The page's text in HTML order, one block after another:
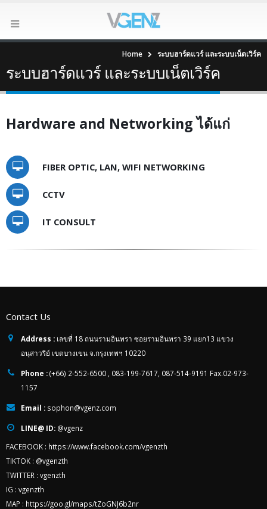
Home ระบบฮาร์ดแวร์ และระบบเน็ตเวิร์ค
ระบบฮาร์ดแวร์ และระบบเน็ตเวิร์ค
Hardware and Networking ได้แก่
FIBER OPTIC, LAN, WIFI NETWORKING
CCTV
IT CONSULT
Contact Us
Address : เลขที่ 18 ถนนรามอินทรา ซอยรามอินทรา 39 แยก13 แขวง
อนุสาวรีย์ เขตบางเขน จ.กรุงเทพฯ 10220
Phone :(+66) 2-552-6500 , 083-199-7617, 087-514-9191 Fax.02-973-
1157
Email : sophon@vgenz.com
LINE@ ID: @vgenz
FACEBOOK : https://www.facebook.com/vgenzth
TIKTOK : @vgenzth
TWITTER : vgenzth
IG : vgenzth
MAP : https://goo.gl/maps/tZoGNJ6b2nr